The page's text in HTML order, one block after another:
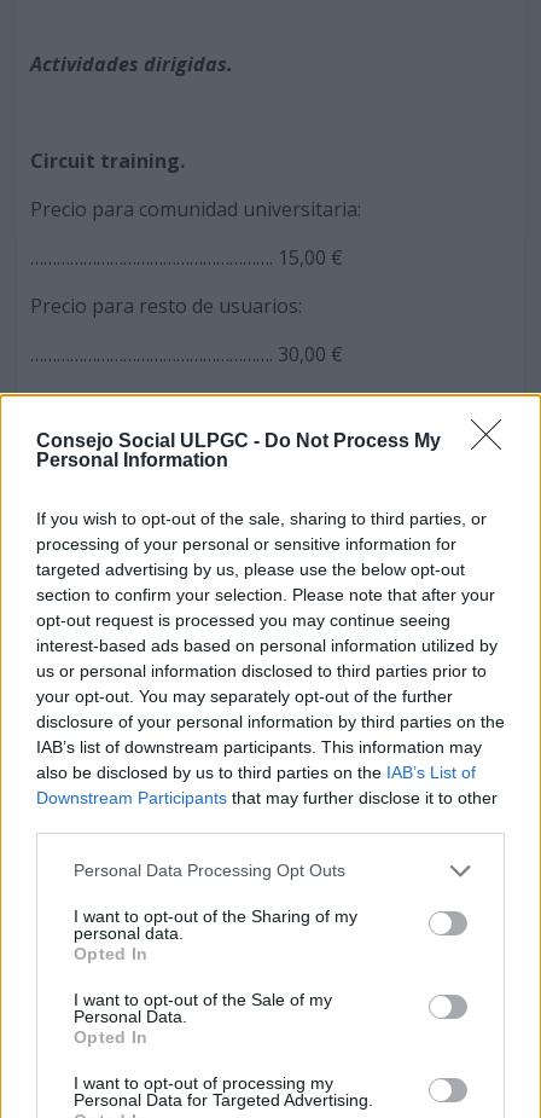
Consejo Social ULPGC - Do Not Process My
Personal Information
If you wish to opt-out of the sale, sharing to third parties, or
processing of your personal or sensitive information for
targeted advertising by us, please use the below opt-out
section to confirm your selection. Please note that after your
opt-out request is processed you may continue seeing
interest-based ads based on personal information utilized by
us or personal information disclosed to third parties prior to
your opt-out. You may separately opt-out of the further
disclosure of your personal information by third parties on the
IAB’s list of downstream participants. This information may
also be disclosed by us to third parties on the IAB’s List of
Downstream Participants that may further disclose it to other
Personal Data Processing Opt Outs
I want to opt-out of the Sharing of my
personal data.
Opted In
I want to opt-out of the Sale of my
Personal Data.
Opted In
I want to opt-out of processing my
Personal Data for Targeted Advertising.
Actividades dirigidas.
Circuit training.
Precio para comunidad universitaria:
………………………………………………. 15,00 €
Precio para resto de usuarios:
………………………………………………. 30,00 €
CP139-06-10-2022-6:
por el artículo 4.3.b) de la Ley 11/2003, de 4 de abril,
sobre Consejos Sociales y Coordinación del Sistema
Universitario de Canarias, modificada por Ley 5/2009,
de 24 de abril, y por delegación de competencias
otorgadas por el Pleno del Consejo Social reunido en
Sesión Plenaria el día 17 de junio de 2015, los
siguientes precios de los títulos propios y
programas formativos programados para el curso
2022/2023:
Denominación ETCS
Máster Universitario en Energías
Energética.
Renovables y Transición
Energética.